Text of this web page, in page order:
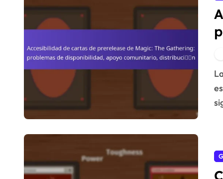
Las cartas de prerelease de Magic: The Gathering